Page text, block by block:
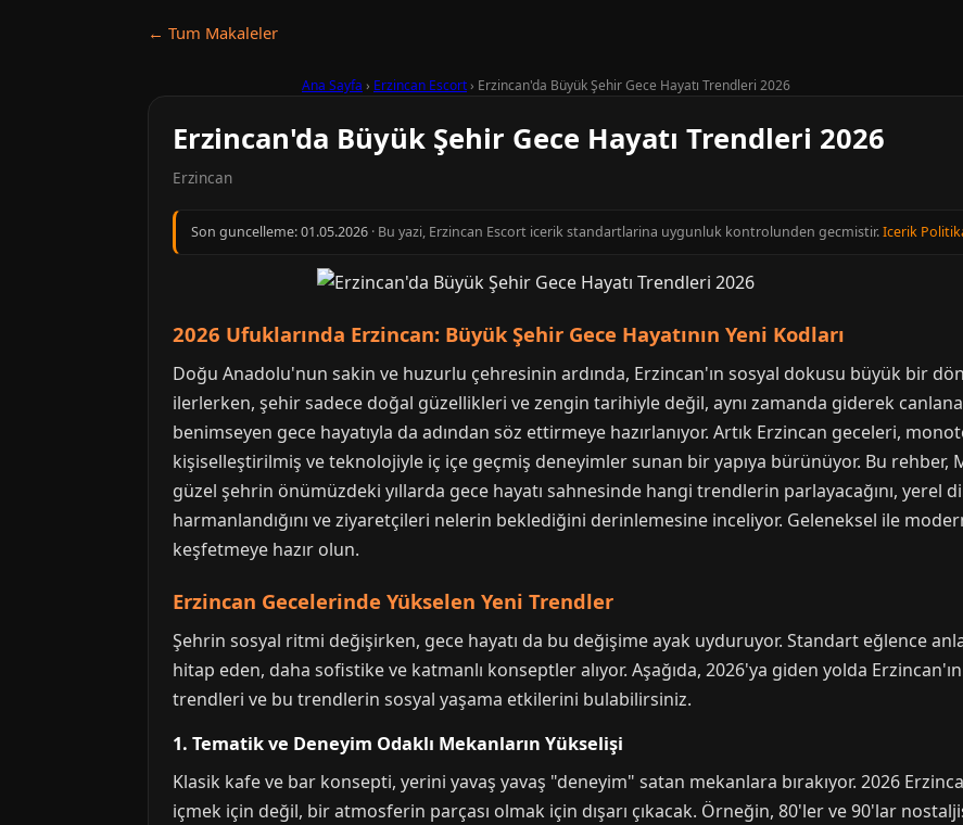
← Tum Makaleler
Ana Sayfa › Erzincan Escort› Erzincan'da Büyük Şehir Gece Hayatı Trendleri 2026
Erzincan'da Büyük Şehir Gece Hayatı Trendleri 2026
Erzincan
Son guncelleme:01.05.2026 · Bu yazi, Erzincan Escort icerik standartlarina uygunluk kontrolunden gecmistir.Icerik
2026 Ufuklarında Erzincan: Büyük Şehir Gece Hayatının Yeni Kodları
Doğu Anadolu'nun sakin ve huzurlu çehresinin ardında, Erzincan'ın sosyal dokusu büyük bir
ilerlerken, şehir sadece doğal güzellikleri ve zengin tarihiyle değil, aynı zamanda giderek
benimseyen gece hayatıyla da adından söz ettirmeye hazırlanıyor. Artık Erzincan geceleri,
kişiselleştirilmiş ve teknolojiyle iç içe geçmiş deneyimler sunan bir yapıya bürünüyor. Bu
güzel şehrin önümüzdeki yıllarda gece hayatı sahnesinde hangi trendlerin parlayacağını, yerel
harmanlandığını ve ziyaretçileri nelerin beklediğini derinlemesine inceliyor. Geleneksel ile
keşfetmeye hazır olun.
Erzincan Gecelerinde Yükselen Yeni Trendler
Şehrin sosyal ritmi değişirken, gece hayatı da bu değişime ayak uyduruyor. Standart eğlence
hitap eden, daha sofistike ve katmanlı konseptler alıyor. Aşağıda, 2026'ya giden yolda
trendleri ve bu trendlerin sosyal yaşama etkilerini bulabilirsiniz.
1. Tematik ve Deneyim Odaklı Mekanların Yükselişi
Klasik kafe ve bar konsepti, yerini yavaş yavaş "deneyim" satan mekanlara bırakıyor. 2026
içmek için değil, bir atmosferin parçası olmak için dışarı çıkacak. Örneğin, 80'ler ve 90'lar